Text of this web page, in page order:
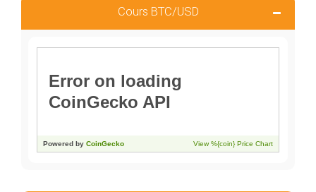
Cours BTC/USD